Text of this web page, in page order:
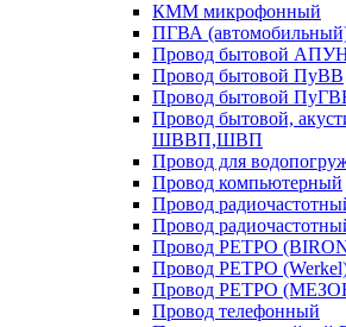
КММ микрофонный
ПГВА
Провод бытовой
Провод бытовой ПуВВ
Провод бытовой
Провод бытовой,
ШВВП,ШВП
Провод для
Провод компьютерный
Провод
Провод
Провод РЕТРО
Провод РЕТРО
Провод РЕТРО
Провод телефонный